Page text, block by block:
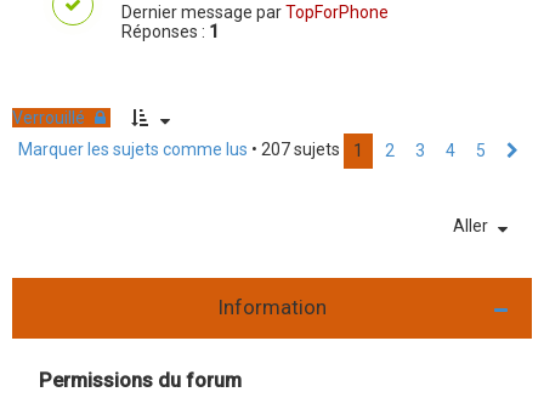
Dernier message parTopForPhone
Réponses : 1
Verrouillé
Marquer les sujets comme lus • 207 sujets 1 2 3 4 5
Aller
Information
Permissions du forum